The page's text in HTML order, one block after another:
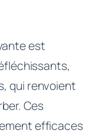
est
qui renvoient
Ces
efficaces